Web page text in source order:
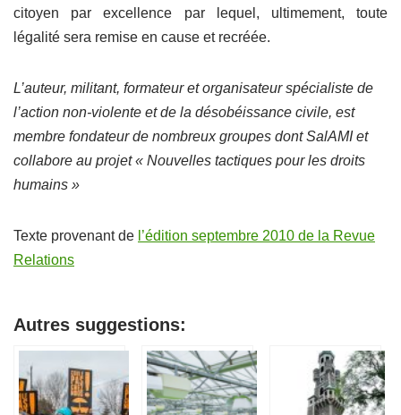
citoyen par excellence par lequel, ultimement, toute
légalité sera remise en cause et recréée.
L’auteur, militant, formateur et organisateur spécialiste de
l’action non-violente et de la désobéissance civile, est
membre fondateur de nombreux groupes dont SalAMI et
collabore au projet « Nouvelles tactiques pour les droits
humains »
Texte provenant de l’édition septembre 2010 de la Revue
Relations
Autres suggestions: